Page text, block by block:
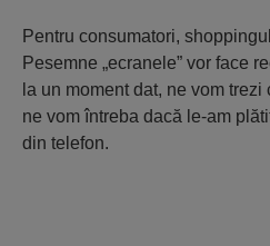
Pentru consumatori,
Pesemne „ecranele” vor face
la un moment dat, ne vom
ne vom întreba dacă le-am
din telefon.